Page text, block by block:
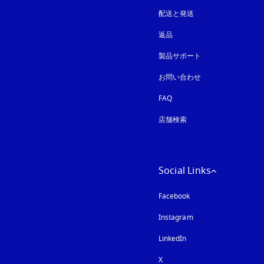
配送と発送
返品
製品サポート
お問い合わせ
FAQ
店舗検索
Social Links
Facebook
Instagram新しいタブに表示され
LinkedIn
X